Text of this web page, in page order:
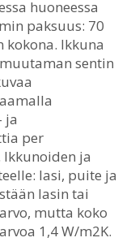
huoneessa
paksuus: 70
Ikkuna
sentin
ja
per
ja
lasi, puite ja
lasin tai
mutta koko
1,4 W/m2K.